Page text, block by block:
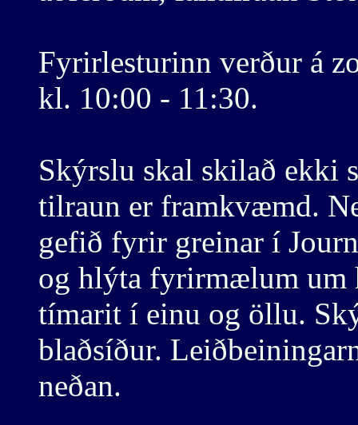
Fyrirlesturinn verður á
kl. 10:00 - 11:30.
Skýrslu skal skilað ekki
tilraun er framkvæmd.
gefið fyrir greinar í
og hlýta fyrirmælum um
tímarit í einu og öllu.
blaðsíður.
neðan.